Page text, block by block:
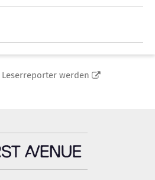
Leserreporter werden